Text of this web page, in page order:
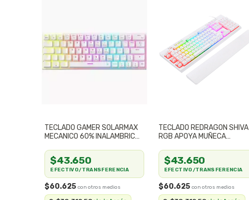
TECLADO GAMER SOLARMAX
MECANICO 60% INALAMBRICO
GMKB64RW
$60.625
$43.650
EFECTIVO/TRANSFERENCIA
TECLADO REDRAGON SHIVA
RGB APOYA MUÑECA
COLORES)
$60.625
$43.650
EFECTIVO/TRANSFERENCIA